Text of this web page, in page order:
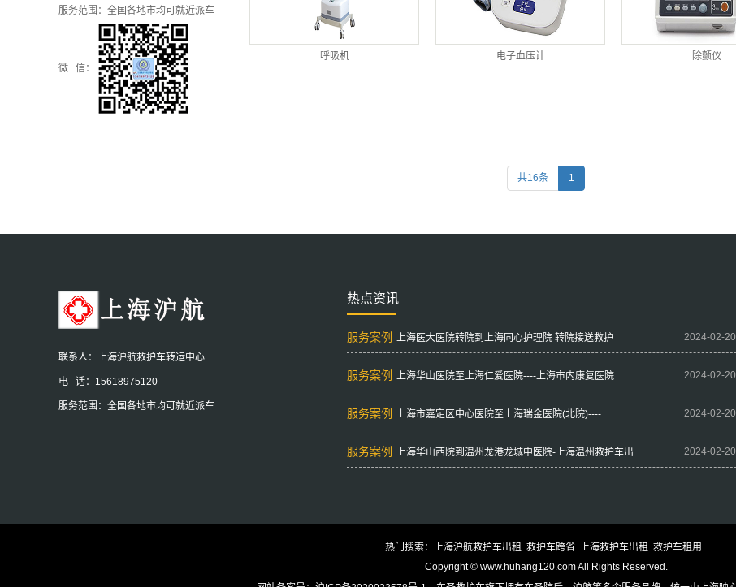
服务范围：全国各地市均可就近派车
微 信：
呼吸机 电子血压计 除颤仪
共16条 1
联系人：上海沪航救护车转运中心
电 话：15618975120
服务范围：全国各地市均可就近派车
热点资讯
服务案例 上海医大医院转院到上海同心护理院 转院接送救护 2024-02-
服务案例 上海华山医院至上海仁爱医院----上海市内康复医院 2024-02-
服务案例 上海市嘉定区中心医院至上海瑞金医院(北院)---- 2024-02-
服务案例 上海华山西院到温州龙港龙城中医院-上海温州救护车出 2024-02-
热门搜索： 上海沪航救护车出租 救护车跨省 上海救护车出租 救护车租用
Copyright © www.huhang120.com All Rights Reserved.